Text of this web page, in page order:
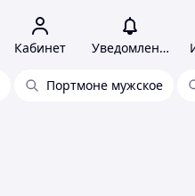
Кабинет Уведомления
Портмоне мужское